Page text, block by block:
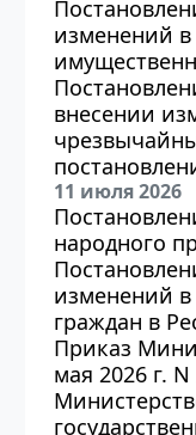
изменений в
внесении
11 июля 2026
народного
изменений в
граждан в
Приказ
мая 2026 г.